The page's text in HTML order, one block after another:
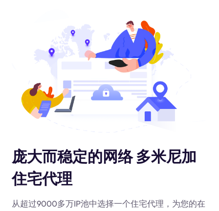
庞大而稳定的网络 多米尼加
住宅代理
从超过9000多万IP池中选择一个住宅代理，为您的在